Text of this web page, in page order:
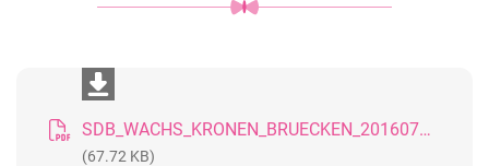
SDB_WACHS_KRONEN_BRUECKEN_20160715_GB
(67.72 KB)